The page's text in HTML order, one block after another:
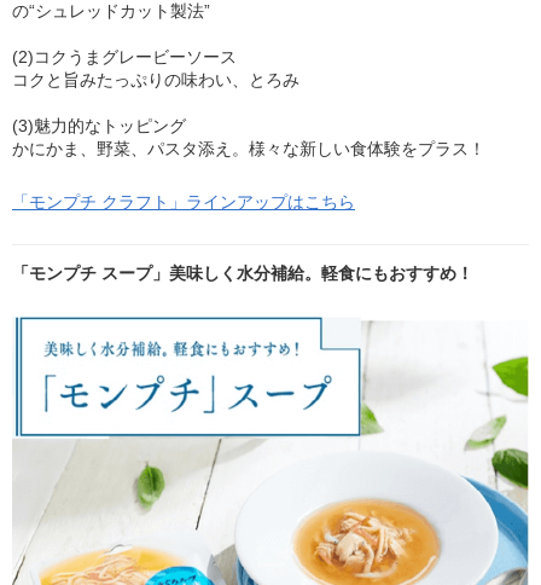
の“シュレッドカット製法”
(2)コクうまグレービーソース
コクと旨みたっぷりの味わい、とろみ
(3)魅力的なトッピング
かにかま、野菜、パスタ添え。様々な新しい食体験をプラス！
「モンプチ クラフト」ラインアップはこちら
「モンプチ スープ」美味しく水分補給。軽食にもおすすめ！